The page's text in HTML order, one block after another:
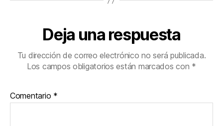
Deja una respuesta
Tu dirección de correo electrónico no será publicada.
Los campos obligatorios están marcados con *
Comentario *